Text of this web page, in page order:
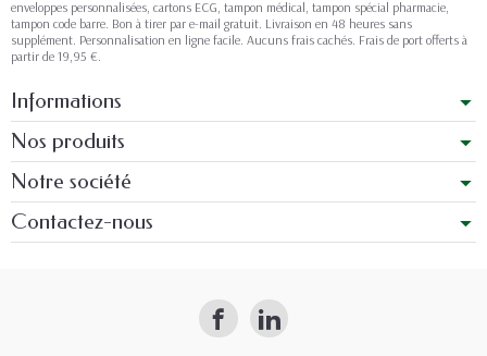
enveloppes personnalisées, cartons ECG, tampon médical, tampon spécial pharmacie,
tampon code barre. Bon à tirer par e-mail gratuit. Livraison en 48 heures sans
supplément. Personnalisation en ligne facile. Aucuns frais cachés. Frais de port offerts à
partir de 19,95 €.
Informations
Nos produits
Notre société
Contactez-nous